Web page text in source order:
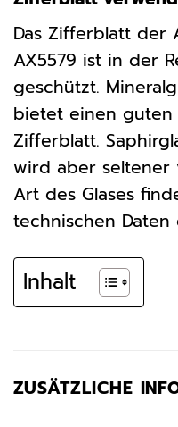
Das Zifferblatt der
AX5579 ist in der
geschützt.
bietet einen guten
Zifferblatt.
wird aber seltener
Art des Glases
technischen Daten
Inhalt
ZUSÄTZLICHE